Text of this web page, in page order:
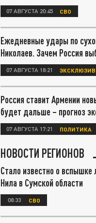
07 АВГУСТА 20:45 СВО
Ежедневные удары по
Николаев. Зачем Россия
07 АВГУСТА 18:21 ЭКСКЛЮЗИВ
Россия ставит Армении
будет дальше – прогноз
07 АВГУСТА 17:21 ПОЛИТИКА
НОВОСТИ РЕГИОНОВ
Стало известно о вспышке
Нила в Сумской области
08:33 СВО